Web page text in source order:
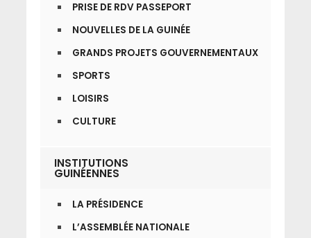
PRISE DE RDV PASSEPORT
NOUVELLES DE LA GUINÉE
GRANDS PROJETS GOUVERNEMENTAUX
SPORTS
LOISIRS
CULTURE
INSTITUTIONS
GUINÉENNES
LA PRÉSIDENCE
L’ASSEMBLÉE NATIONALE